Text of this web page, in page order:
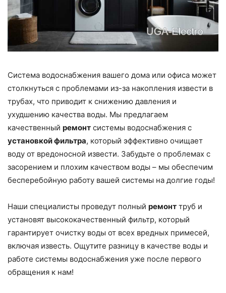
Система водоснабжения вашего дома или офиса может
столкнуться с проблемами из-за накопления извести в
трубах, что приводит к снижению давления и
ухудшению качества воды. Мы предлагаем
качественный ремонт системы водоснабжения с
установкой фильтра, который эффективно очищает
воду от вредоносной извести. Забудьте о проблемах с
засорением и плохим качеством воды – мы обеспечим
бесперебойную работу вашей системы на долгие годы!
Наши специалисты проведут полный ремонт труб и
установят высококачественный фильтр, который
гарантирует очистку воды от всех вредных примесей,
включая известь. Ощутите разницу в качестве воды и
работе системы водоснабжения уже после первого
обращения к нам!